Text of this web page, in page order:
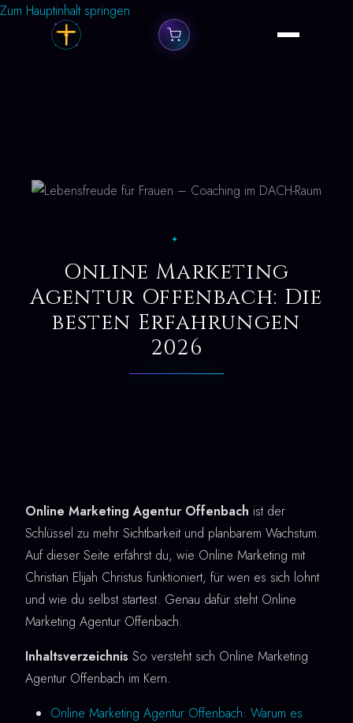
Zum Hauptinhalt springen
✦
Online Marketing
Agentur Offenbach: Die
besten Erfahrungen
2026
Online Marketing Agentur Offenbach ist der
Schlüssel zu mehr Sichtbarkeit und planbarem Wachstum.
Auf dieser Seite erfährst du, wie Online Marketing mit
Christian Elijah Christus funktioniert, für wen es sich lohnt
und wie du selbst startest. Genau dafür steht Online
Marketing Agentur Offenbach.
Inhaltsverzeichnis So versteht sich Online Marketing
Agentur Offenbach im Kern.
Online Marketing Agentur Offenbach: Warum es